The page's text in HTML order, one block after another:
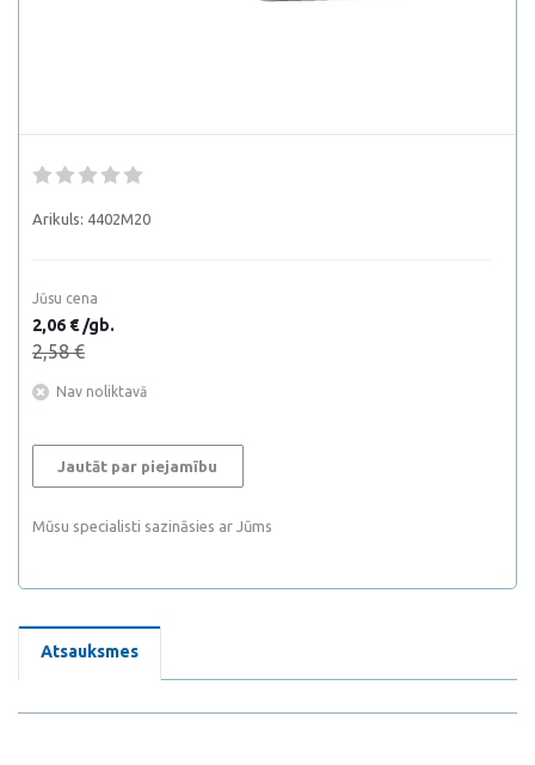
Arikuls: 4402M20
Jūsu cena
2,06 € /gb.
2,58 €
Nav noliktavā
Jautāt par piejamību
Mūsu specialisti sazināsies ar Jūms
Atsauksmes